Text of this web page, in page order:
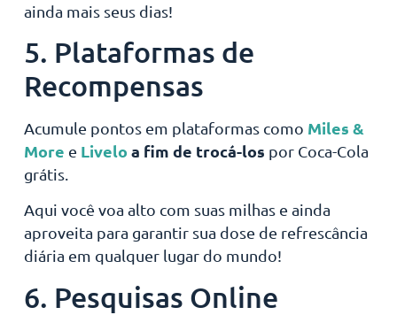
ainda mais seus dias!
5. Plataformas de
Recompensas
Acumule pontos em plataformas como Miles &
More e Livelo a fim de trocá-los por Coca-Cola
grátis.
Aqui você voa alto com suas milhas e ainda
aproveita para garantir sua dose de refrescância
diária em qualquer lugar do mundo!
6. Pesquisas Online